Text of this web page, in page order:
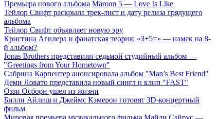
Премьера нового альбома Maroon 5 — Love Is Like
Тейлор Свифт раскрыла трек-лист и дату релиза грядущего
альбома
Тейлор Свифт объявляет новую эру
Кристина Агилера и фанатская теория: «3+5=» — намек на 8-
й альбом?
Jonas Brothers представили седьмой студийный альбом —
"Greetings from Your Hometown"
Сабрина Карпентер анонсировала альбом "Man’s Best Friend"
Деми Ловато представила новый сингл и клип "FAST"
Оззи Осборн ушел из жизни
Билли Айлиш и Джеймс Кэмерон готовят 3D-концертный
фильм
Мировая премьера музыкального фильма Майли Сайрус —